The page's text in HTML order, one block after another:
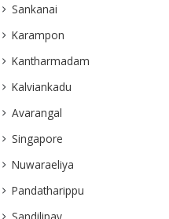
Sankanai
Karampon
Kantharmadam
Kalviankadu
Avarangal
Singapore
Nuwaraeliya
Pandatharippu